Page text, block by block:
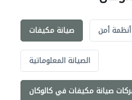
صيانة مكيفات أنظمة أمن
الصيانة المعلوماتية
صيانة مكيفات في كالوكان